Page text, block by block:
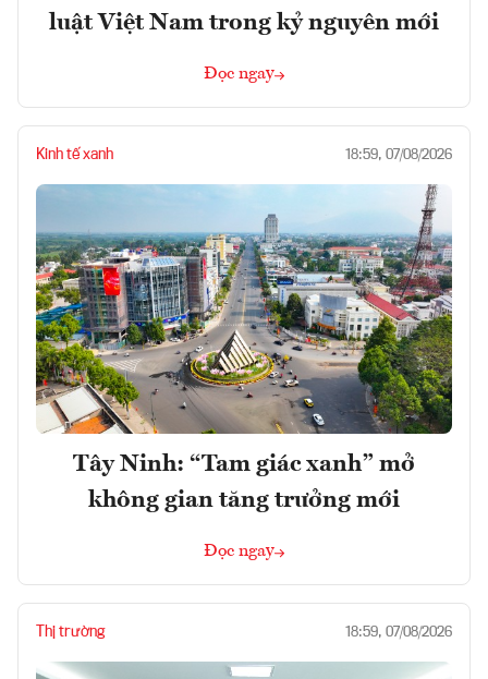
luật Việt Nam trong kỷ nguyên mới
Đọc ngay
Kinh tế xanh 18:59, 07/08/2026
Tây Ninh: “Tam giác xanh” mở
không gian tăng trưởng mới
Đọc ngay
Thị trường 18:59, 07/08/2026